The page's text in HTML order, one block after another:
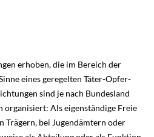
erhoben, die im Bereich der
eines geregelten Täter-Opfer-
sind je nach Bundesland
Als eigenständige Freie
Trägern, bei Jugendämtern oder